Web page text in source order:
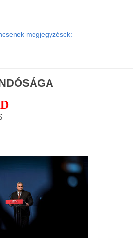
megjegyzések: